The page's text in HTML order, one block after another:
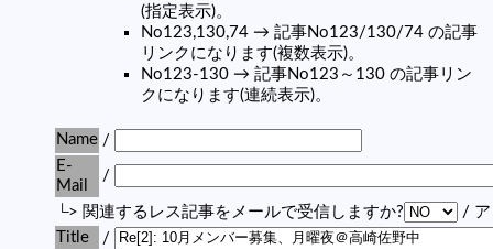
(指定表示)。
No123,130,74 → 記事No123/130/74 の記事
リンクになります(複数表示)。
No123-130 → 記事No123～130 の記事リン
クになります(連続表示)。
Name /
E-
Mail
/
└> 関連するレス記事をメールで受信しますか?
/ ア
Title
/